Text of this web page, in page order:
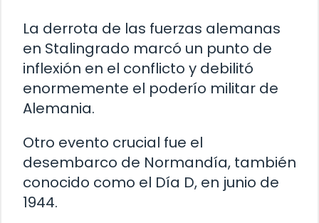
La derrota de las fuerzas alemanas
en Stalingrado marcó un punto de
inflexión en el conflicto y debilitó
enormemente el poderío militar de
Alemania.
Otro evento crucial fue el
desembarco de Normandía, también
conocido como el Día D, en junio de
1944.